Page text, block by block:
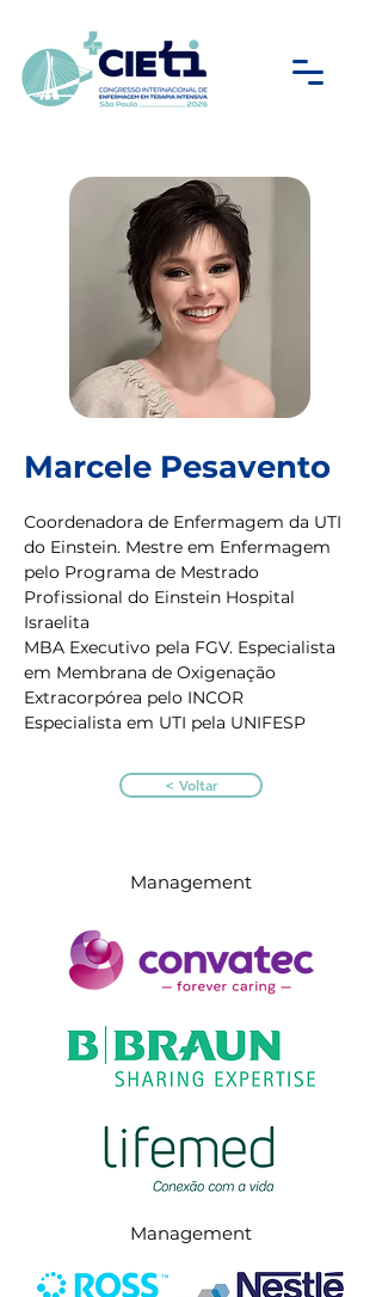
Marcele Pesavento
Coordenadora de Enfermagem da UTI
do Einstein. Mestre em Enfermagem
pelo Programa de Mestrado
Profissional do Einstein Hospital
Israelita
MBA Executivo pela FGV. Especialista
em Membrana de Oxigenação
Extracorpórea pelo INCOR
Especialista em UTI pela UNIFESP
< Voltar
Management
Management